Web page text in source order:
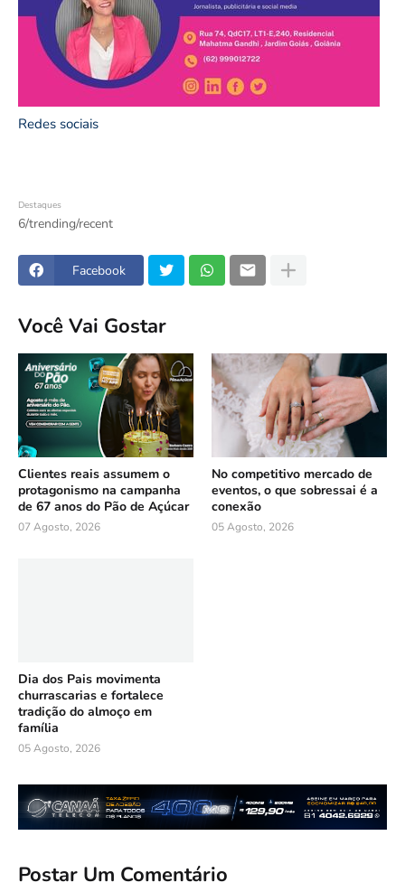
Redes sociais
Destaques
6/trending/recent
Facebook
Você Vai Gostar
Clientes reais assumem o
protagonismo na campanha
de 67 anos do Pão de Açúcar
07 Agosto, 2026
No competitivo mercado de
eventos, o que sobressai é a
conexão
05 Agosto, 2026
Dia dos Pais movimenta
churrascarias e fortalece
tradição do almoço em
família
05 Agosto, 2026
Postar Um Comentário